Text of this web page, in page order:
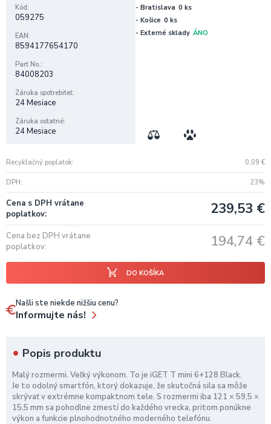
Recyklačný poplatok 0,09 €
DPH 23%
Cena s DPH vrátane
poplatkov
239,53 €
Cena bez DPH vrátane
poplatkov
194,74 €
DO KOŠÍKA
Kód
059275
EAN
8594177654170
Part No.
84008203
Záruka spotrebiteľ
24 Mesiace
Záruka ostatné
24 Mesiace
- Bratislava 0 ks
- Košice 0 ks
- Externé sklady ÁNO
Našli ste niekde nižšiu cenu?
Informujte nás!
Popis produktu
Malý rozmermi. Veľký výkonom. To je iGET T mini 6+128 Black.
Je to odolný smartfón, ktorý dokazuje, že skutočná sila sa môže
skrývať v extrémne kompaktnom tele. S rozmermi iba 121 × 59,5 ×
15,5 mm sa pohodlne zmestí do každého vrecka, pritom ponúkne
výkon a funkcie plnohodnotného moderného telefónu.